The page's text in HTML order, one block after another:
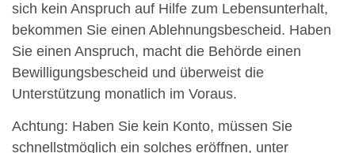
sich kein Anspruch auf Hilfe zum Lebensunterhalt,
bekommen Sie einen Ablehnungsbescheid. Haben
Sie einen Anspruch, macht die Behörde einen
Bewilligungsbescheid und überweist die
Unterstützung monatlich im Voraus.
Achtung: Haben Sie kein Konto, müssen Sie
schnellstmöglich ein solches eröffnen, unter